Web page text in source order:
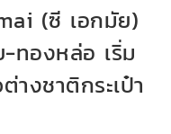
(ซี เอกมัย)
-ทองหล่อ เริ่ม
างชาติกระเป๋า